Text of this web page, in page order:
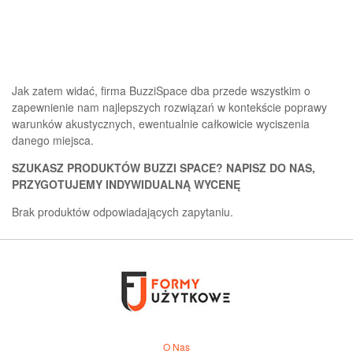
Jak zatem widać, firma BuzziSpace dba przede wszystkim o
zapewnienie nam najlepszych rozwiązań w kontekście poprawy
warunków akustycznych, ewentualnie całkowicie wyciszenia
danego miejsca.
SZUKASZ PRODUKTÓW BUZZI SPACE? NAPISZ DO NAS,
PRZYGOTUJEMY INDYWIDUALNĄ WYCENĘ
Brak produktów odpowiadających zapytaniu.
O Nas